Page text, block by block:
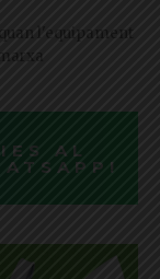
l'equipament
AL